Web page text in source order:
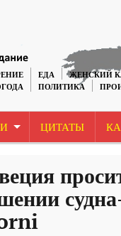
ЕДА ЖЕНСКИЙ
ПОЛИТИКА
ЦИТАТЫ